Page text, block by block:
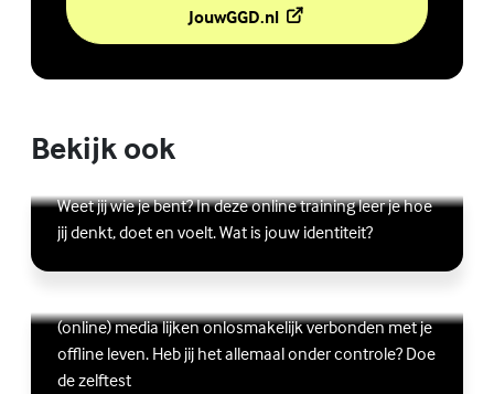
JouwGGD.nl(Externe link)
Bekijk ook
Online zelfhulptraining - Wie ben ik?
Weet jij wie je bent? In deze online training leer je hoe
jij denkt, doet en voelt. Wat is jouw identiteit?
Lees meer over Online zelfhulptraining - Wie ben ik?
(Externe link)
Ben jij digitaal in balans?
(online) media lijken onlosmakelijk verbonden met je
offline leven. Heb jij het allemaal onder controle? Doe
de zelftest
Lees meer over Ben jij digitaal in balans?
(Externe link)